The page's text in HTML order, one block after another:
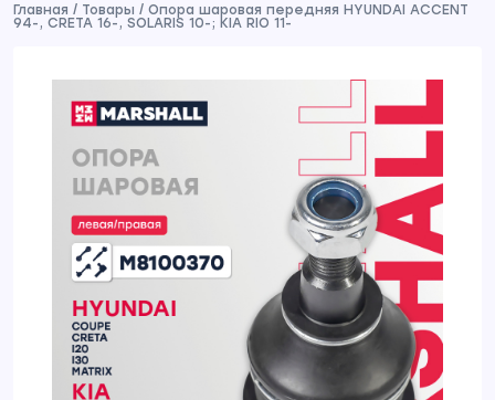
Главная / Товары / Опора шаровая передняя HYUNDAI ACCENT
94-, CRETA 16-, SOLARIS 10-; KIA RIO 11-